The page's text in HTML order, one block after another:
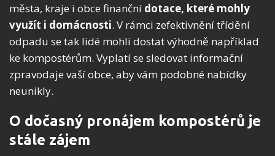
města, kraje i obce finanční dotace, které mohly
využít i domácnosti. V rámci zefektivnění třídění
odpadu se tak lidé mohli dostat výhodně například
ke kompostérům. Vyplatí se sledovat informační
zpravodaje vaší obce, aby vám podobné nabídky
neunikly.
O dočasný pronájem kompostérů je
stále zájem